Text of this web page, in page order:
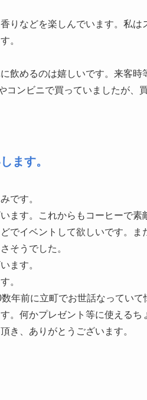
りなどを楽しんでいます。私は
。
飲めるのは嬉しいです。来客時
コンビニで買っていましたが、
ます。
です。
ます。これからもコーヒーで素
でイベントして欲しいです。
そうでした。
ます。
。
年前に立町でお世話なってい
。何かプレゼント等に使えるち
き、ありがとうございます。